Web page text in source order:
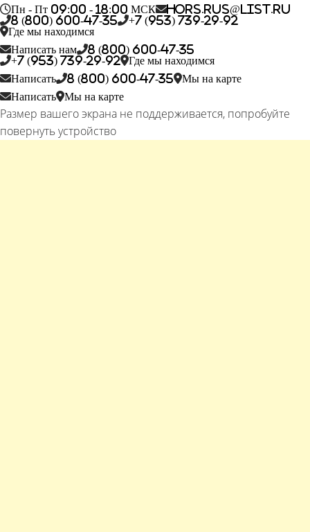
Пн - Пт 09:00 - 18:00 МСК
hors.rus@list.ru
8 (800) 600-47-35
+7 (953) 739-29-92
Где мы находимся
Написать нам
8 (800) 600-47-35
+7 (953) 739-29-92
Где мы находимся
Написать
8 (800) 600-47-35
Мы на карте
Написать
Мы на карте
Размер вашего экрана не поддерживается, попробуйте
повернуть устройство